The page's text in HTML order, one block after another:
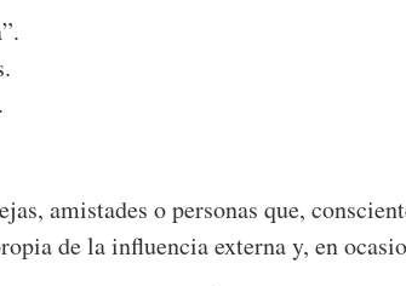
amistades o personas que,
de la influencia externa y, en